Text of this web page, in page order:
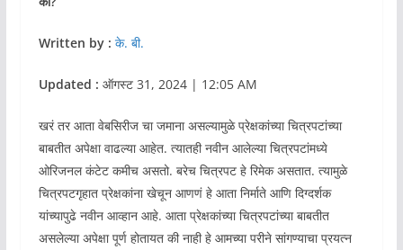
Written by : के. बी.
Updated : ऑगस्ट 31, 2024 | 12:05 AM
खरं तर आता वेबसिरीज चा जमाना असल्यामुळे प्रेक्षकांच्या चित्रपटांच्या
बाबतीत अपेक्षा वाढल्या आहेत. त्यातही नवीन आलेल्या चित्रपटांमध्ये
ओरिजनल कंटेट कमीच असतो. बरेच चित्रपट हे रिमेक असतात. त्यामुळे
चित्रपटगृहात प्रेक्षकांना खेचून आणणं हे आता निर्माते आणि दिग्दर्शक
यांच्यापुढे नवीन आव्हान आहे. आता प्रेक्षकांच्या चित्रपटांच्या बाबतीत
असलेल्या अपेक्षा पूर्ण होतायत की नाही हे आमच्या परीने सांगण्याचा प्रयत्न